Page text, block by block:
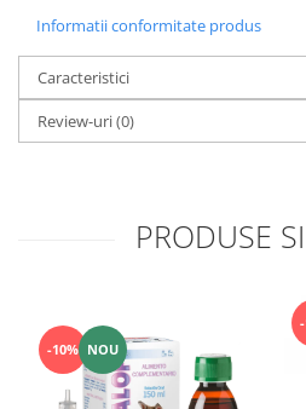
Informatii conformitate produs
Caracteristici
Review-uri(0)
PRODUSE
-10% NOU